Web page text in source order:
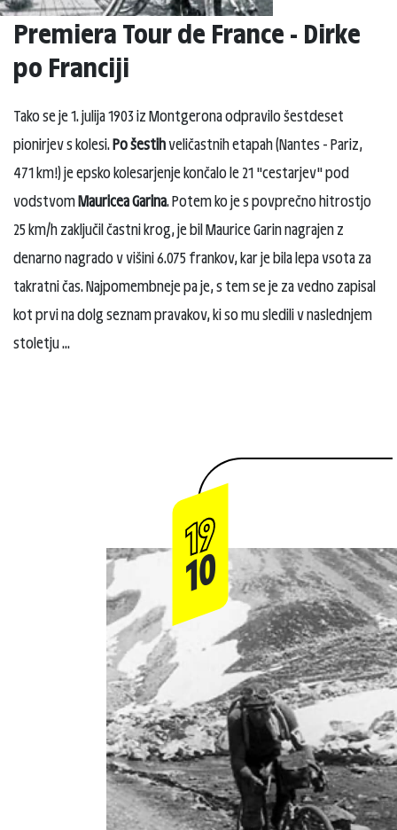
Premiera Tour de France - Dirke
po Franciji
Tako se je 1. julija 1903 iz Montgerona odpravilo šestdeset
pionirjev s kolesi.Po šestihveličastnih etapah (Nantes - Pariz,
471 km!) je epsko kolesarjenje končalo le 21 "cestarjev" pod
vodstvomMauricea Garina. Potem ko je s povprečno hitrostjo
25 km/h zaključil častni krog, je bil Maurice Garin nagrajen z
denarno nagrado v višini 6.075 frankov, kar je bila lepa vsota za
takratni čas. Najpomembneje pa je, s tem se je za vedno zapisal
kot prvi na dolg seznam pravakov, ki so mu sledili v naslednjem
stoletju ...
19
10